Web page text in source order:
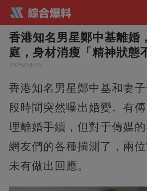
香港知名男星鄭中基離婚
庭，身材消瘦「精神狀態
2025/04/16
香港知名男星鄭中基和妻
段時間突然曝出婚變。有
理離婚手續，但對于傳媒的
網友們的各種揣測了，兩
未有做出回應。